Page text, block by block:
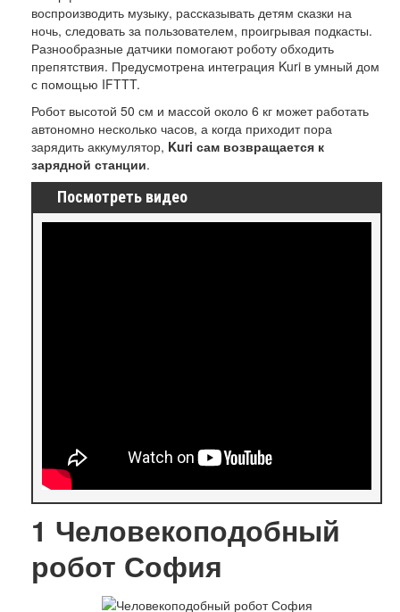
воспроизводить музыку, рассказывать детям сказки на
ночь, следовать за пользователем, проигрывая подкасты.
Разнообразные датчики помогают роботу обходить
препятствия. Предусмотрена интеграция Kuri в умный дом
с помощью IFTTT.
Робот высотой 50 см и массой около 6 кг может работать
автономно несколько часов, а когда приходит пора
зарядить аккумулятор, Kuri сам возвращается к
зарядной станции.
Посмотреть видео
1 Человекоподобный
робот София